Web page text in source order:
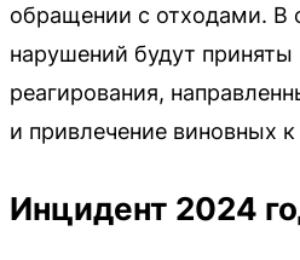
обращении с отходами. В
нарушений будут
реагирования,
и привлечение виновных к
Инцидент 2024